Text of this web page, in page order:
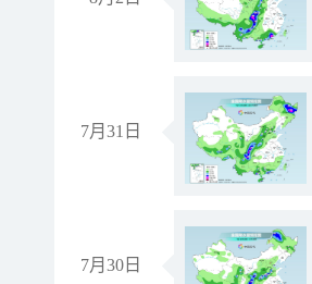
7月31日
7月30日